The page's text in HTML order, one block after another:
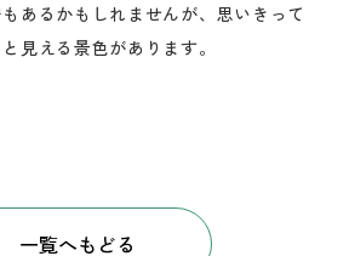
あるかもしれませんが、思いきって
見える景色があります。
一覧へもどる